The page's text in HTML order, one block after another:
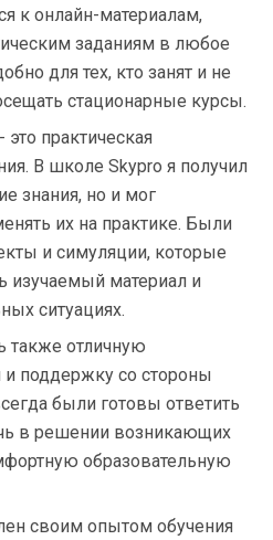
к онлайн-материалам,
заданиям в любое
для тех, кто занят и не
стационарные курсы.
практическая
В школе Skypro я получил
знания, но и мог
их на практике. Были
и симуляции, которые
изучаемый материал и
ситуациях.
также отличную
поддержку со стороны
были готовы ответить
в решении возникающих
образовательную
своим опытом обучения